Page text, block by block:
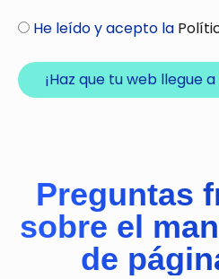
He leído y acepto la
¡Haz que tu web llegue
Preguntas
sobre el
de